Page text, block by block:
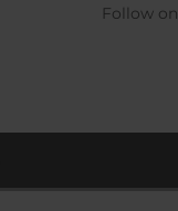
Follow on